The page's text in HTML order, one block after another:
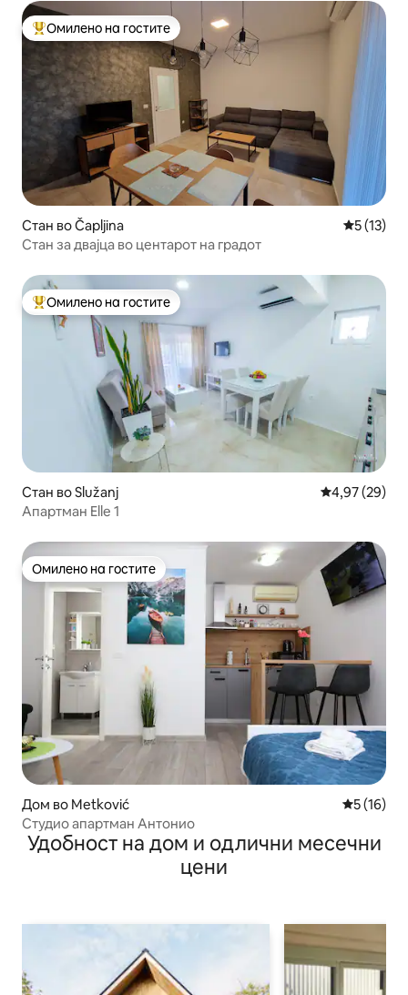
Меѓу најуспешните „Омилени на гостите“
Омилено на гостите
Стан во Čapljina
5 (13)
Стан за двајца во центарот на градот
Меѓу најуспешните „Омилени на гостите“
Омилено на гостите
Стан во Služanj Просечна
4,97 (29)
Апартман Elle 1
Омилено на гостите
Омилено на гостите
Дом во Metković Просечна
5 (16)
Студио апартман Антонио
Удобност на дом и одлични месечни
цени